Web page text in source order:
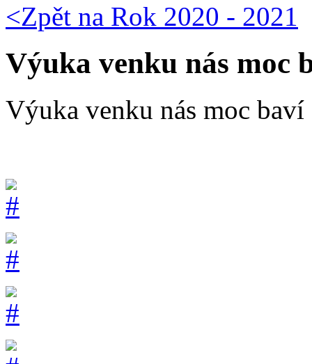
<Zpět na Rok 2020 - 2021
Výuka venku nás moc
Výuka venku nás moc